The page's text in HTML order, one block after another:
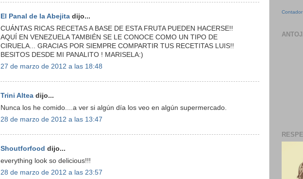
El Panal de la Abejita dijo...
CUÁNTAS RICAS RECETAS A BASE DE ESTA FRUTA PUEDEN HACERSE!!
AQUÍ EN VENEZUELA TAMBIÉN SE LE CONOCE COMO UN TIPO DE
CIRUELA... GRACIAS POR SIEMPRE COMPARTIR TUS RECETITAS LUIS!!
BESITOS DESDE MI PANALITO ! MARISELA:)
27 de marzo de 2012 a las 18:48
Trini Altea dijo...
Nunca los he comido....a ver si algún día los veo en algún supermercado.
28 de marzo de 2012 a las 13:47
Shoutforfood dijo...
everything look so delicious!!!
28 de marzo de 2012 a las 23:57